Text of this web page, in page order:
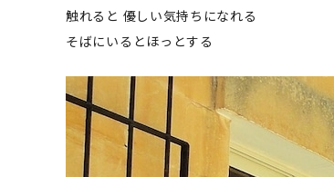
触れると 優しい気持ちになれる
そばにいるとほっとする